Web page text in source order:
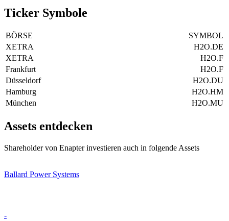
Ticker Symbole
BÖRSE
SYMBOL
XETRA
H2O.DE
XETRA
H2O.F
Frankfurt
H2O.F
Düsseldorf
H2O.DU
Hamburg
H2O.HM
München
H2O.MU
Assets entdecken
Shareholder von Enapter investieren auch in folgende Assets
Ballard Power Systems
-